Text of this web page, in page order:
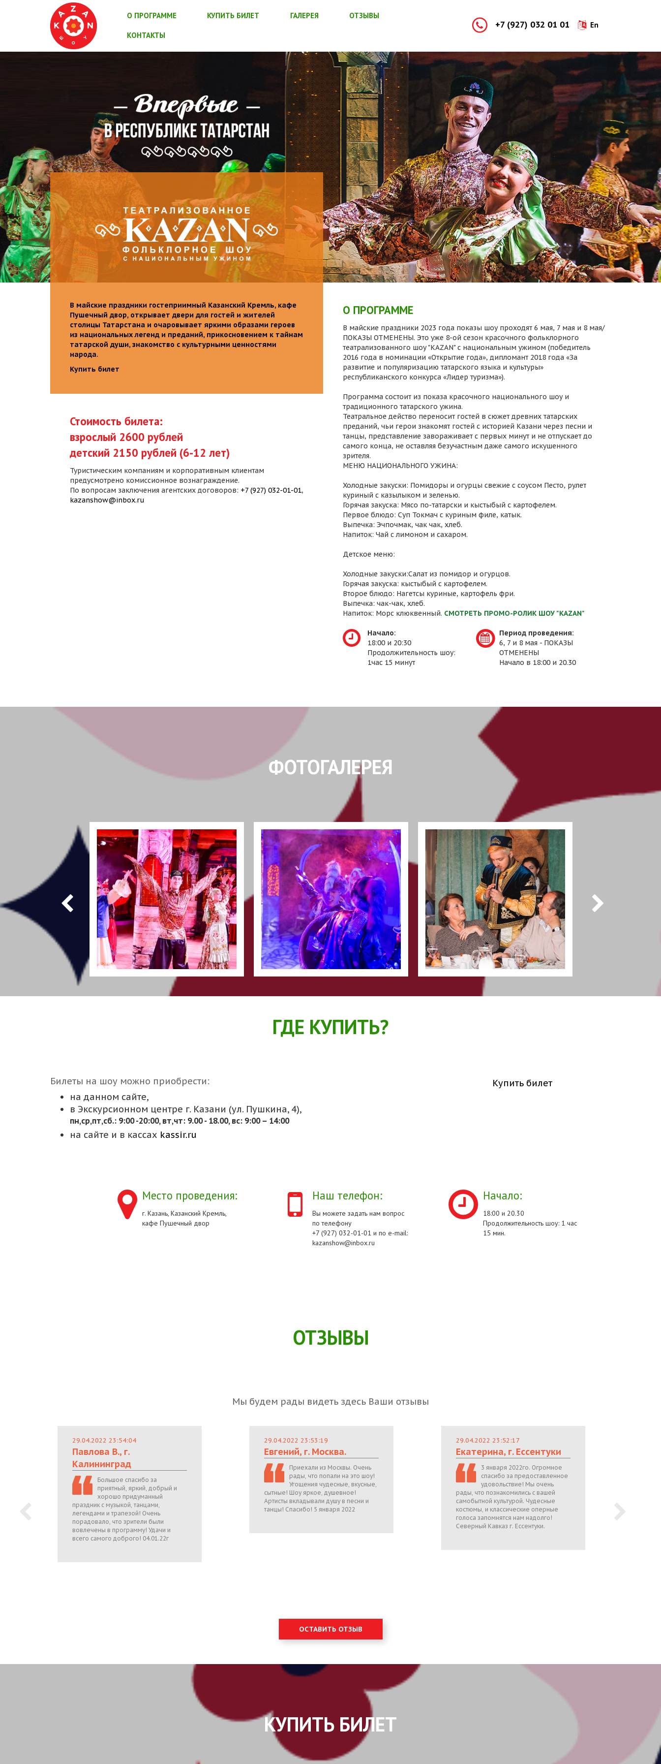
О ПРОГРАММЕ КУПИТЬ БИЛЕТ ГАЛЕРЕЯ ОТЗЫВЫ
КОНТАКТЫ
+7 (927) 032 01 01 En
В майские праздники гостеприимный Казанский Кремль, кафе
Пушечный двор, открывает двери для гостей и жителей
столицы Татарстана и очаровывает яркими образами героев
из национальных легенд и преданий, прикосновением к тайнам
татарской души, знакомство с культурными ценностями
народа.
Купить билет
Стоимость билета:
взрослый 2600 рублей
детский 2150 рублей (6-12 лет)
Туристическим компаниям и корпоративным клиентам
предусмотрено комиссионное вознаграждение.
По вопросам заключения агентских договоров: +7 (927) 032-01-01,
kazanshow@inbox.ru
О ПРОГРАММЕ
В майские праздники 2023 года показы шоу проходят 6 мая, 7 мая и 8 мая/
ПОКАЗЫ ОТМЕНЕНЫ. Это уже 8-ой сезон красочного фольклорного
театрализованного шоу "KAZAN" с национальным ужином (победитель
2016 года в номинации «Открытие года», дипломант 2018 года «За
развитие и популяризацию татарского языка и культуры»
республиканского конкурса «Лидер туризма»).
Программа состоит из показа красочного национального шоу и
традиционного татарского ужина.
Театральное действо переносит гостей в сюжет древних татарских
преданий, чьи герои знакомят гостей с историей Казани через песни и
танцы, представление завораживает с первых минут и не отпускает до
самого конца, не оставляя безучастным даже самого искушенного
зрителя.
МЕНЮ НАЦИОНАЛЬНОГО УЖИНА:
Холодные закуски: Помидоры и огурцы свежие с соусом Песто, рулет
куриный с казылыком и зеленью.
Горячая закуска: Мясо по-татарски и кыстыбый с картофелем.
Первое блюдо: Суп Токмач с куриным филе, катык.
Выпечка: Эчпочмак, чак чак, хлеб.
Напиток: Чай с лимоном и сахаром.
Детское меню:
Холодные закуски:Салат из помидор и огурцов.
Горячая закуска: кыстыбый с картофелем.
Второе блюдо: Нагетсы куриные, картофель фри.
Выпечка: чак-чак, хлеб.
Напиток: Морс клюквенный. СМОТРЕТЬ ПРОМО-РОЛИК ШОУ "KAZAN"
Начало:
18:00 и 20:30
Продолжительность шоу:
1час 15 минут
Период проведения:
6, 7 и 8 мая - ПОКАЗЫ
ОТМЕНЕНЫ
Начало в 18:00 и 20.30
ФОТОГАЛЕРЕЯ
ГДЕ КУПИТЬ?
Билеты на шоу можно приобрести:
на данном сайте,
в Экскурсионном центре г. Казани (ул. Пушкина, 4),
пн,cр,пт,сб.: 9:00 -20:00, вт,чт: 9.00 - 18.00, вс: 9:00 – 14:00
на сайте и в кассах kassir.ru
Купить билет
Место проведения:
г. Казань, Казанский Кремль,
кафе Пушечный двор
Наш телефон:
Вы можете задать нам вопрос
по телефону
+7 (927) 032-01-01 и по e-mail:
kazanshow@inbox.ru
Начало:
18:00 и 20.30
Продолжительность шоу: 1 час
15 мин.
ОТЗЫВЫ
Мы будем рады видеть здесь Ваши отзывы
29.04.2022 23:54:04
Павлова В., г.
Калининград
Большое спасибо за
приятный, яркий, добрый и
хорошо придуманный
праздник с музыкой, танцами,
легендами и трапезой! Очень
порадовало, что зрители были
вовлечены в программу! Удачи и
всего самого доброго! 04.01.22г
29.04.2022 23:53:19
Евгений, г. Москва.
Приехали из Москвы. Очень
рады, что попали на это шоу!
Угощения чудесные, вкусные,
сытные! Шоу яркое, душевное!
Артисты вкладывали душу в песни и
танцы! Спасибо! 5 января 2022
29.04.2022 23:52:17
Екатерина, г. Ессентуки
3 января 2022го. Огромное
спасибо за предоставленное
удовольствие! Мы очень
рады, что познакомились с вашей
самобытной культурой. Чудесные
костюмы, и классические оперные
голоса запомнятся нам надолго!
Северный Кавказ г. Ессентуки.
ОСТАВИТЬ ОТЗЫВ
КУПИТЬ БИЛЕТ